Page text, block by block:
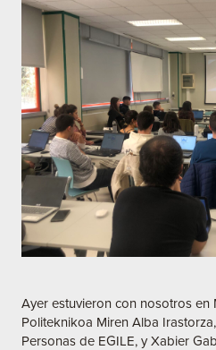
Ayer estuvieron con nosotros
Politeknikoa Miren Alba
Personas de EGILE, y Xabier